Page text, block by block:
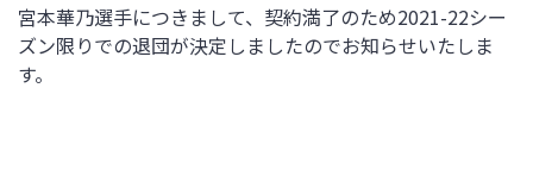
宮本華乃選手につきまして、契約満了のため2021-22シー
ズン限りでの退団が決定しましたのでお知らせいたしま
す。